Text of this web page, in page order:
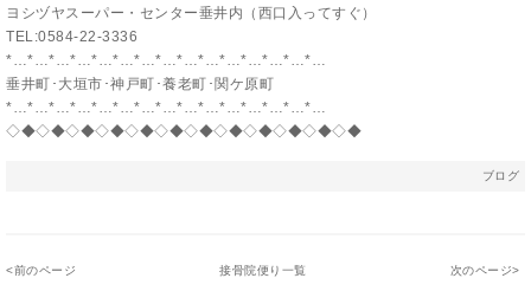
ヨシヅヤスーパー・センター垂井内（西口入ってすぐ）
TEL:0584-22-3336
*…*…*…*…*…*…*…*…*…*…*…*…*…*…*…
垂井町･大垣市･神戸町･養老町･関ケ原町
*…*…*…*…*…*…*…*…*…*…*…*…*…*…*…
◇◆◇◆◇◆◇◆◇◆◇◆◇◆◇◆◇◆◇◆◇◆◇◆
ブログ
<前のページ 接骨院便り一覧 次のページ>